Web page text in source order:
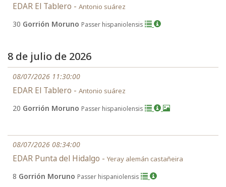
EDAR El Tablero - Antonio suárez
30 Gorrión Moruno Passer hispaniolensis
8 de julio de 2026
08/07/2026 11:30:00
EDAR El Tablero - Antonio suárez
20 Gorrión Moruno Passer hispaniolensis
08/07/2026 08:34:00
EDAR Punta del Hidalgo - Yeray alemán castañeira
8 Gorrión Moruno Passer hispaniolensis